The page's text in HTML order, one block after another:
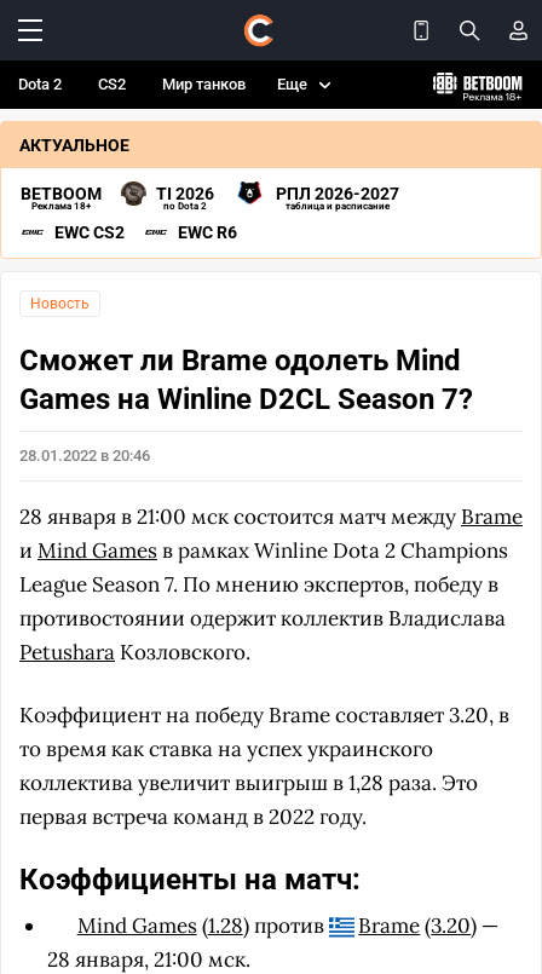
Dota 2 CS2 Мир танков Еще
АКТУАЛЬНОЕ
BETBOOM
Реклама 18+
TI 2026
по Dota 2
РПЛ 2026-2027
таблица и расписание
EWC CS2 EWC R6
Новость
Сможет ли Brame одолеть Mind
Games на Winline D2CL Season 7?
28.01.2022 в 20:46
28 января в 21:00 мск состоится матч между Brame
и Mind Gamesв рамках Winline Dota 2 Champions
League Season 7. По мнению экспертов, победу в
противостоянии одержит коллектив Владислава
Petushara Козловского.
Коэффициент на победу Brame составляет 3.20, в
то время как ставка на успех украинского
коллектива увеличит выигрыш в 1,28 раза. Это
первая встреча команд в 2022 году.
Коэффициенты на матч:
Mind Games(1.28) против Brame(3.20) —
28 января, 21:00 мск.